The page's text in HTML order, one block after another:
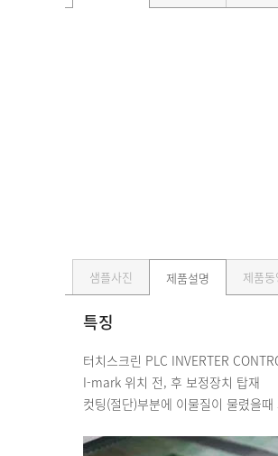
샘플사진 제품설명 제품
특징
터치스크린 PLC INVERTER
I-mark 위치 전, 후 보정장치 탑재
컷팅(절단)부분에 이물질이 물렸을때